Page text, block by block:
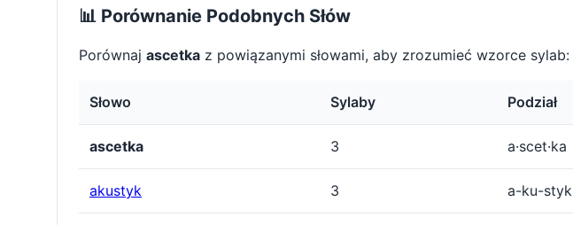
📊 Porównanie Podobnych Słów
Porównaj ascetka z powiązanymi słowami, aby zrozumieć wzorce sylab:
Słowo Sylaby Podział
ascetka 3 a·scet·ka
akustyk 3 a-ku-styk